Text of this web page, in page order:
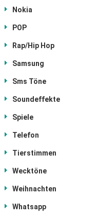
Nokia
POP
Rap/Hip Hop
Samsung
Sms Töne
Soundeffekte
Spiele
Telefon
Tierstimmen
Wecktöne
Weihnachten
Whatsapp